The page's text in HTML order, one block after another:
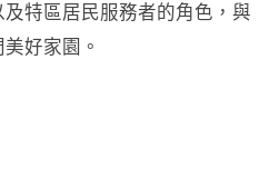
特區居民服務者的角色，與
好家園。